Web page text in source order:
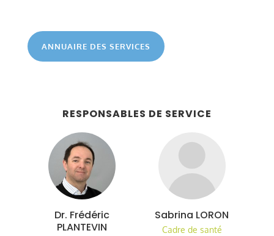
ANNUAIRE DES SERVICES
RESPONSABLES DE SERVICE
Dr. Frédéric
PLANTEVIN
Sabrina LORON
Cadre de santé